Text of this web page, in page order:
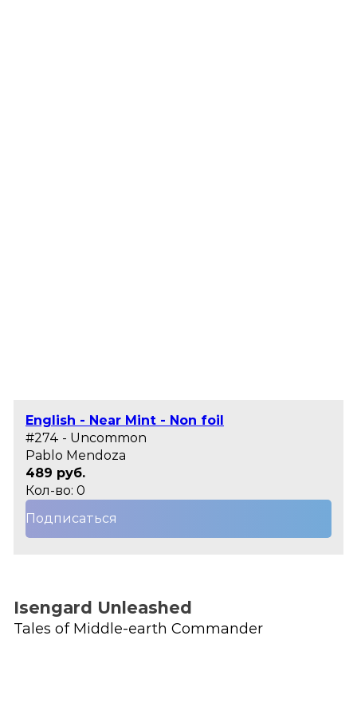
English - Near Mint - Non foil
#274 - Uncommon
Pablo Mendoza
489 руб.
Кол-во: 0
Подписаться
Isengard Unleashed
Tales of Middle-earth Commander